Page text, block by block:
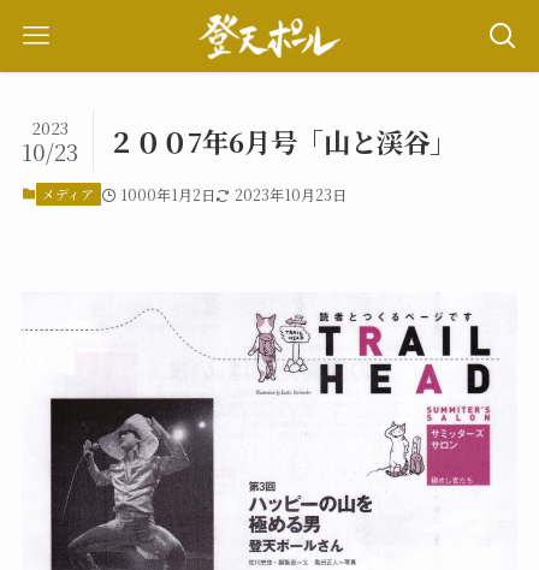
２００7年6月号「山と渓谷」
2023
10/23
メディア 1000年1月2日 2023年10月23日